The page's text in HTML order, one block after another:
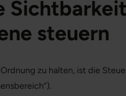
steuern
zu halten, ist die